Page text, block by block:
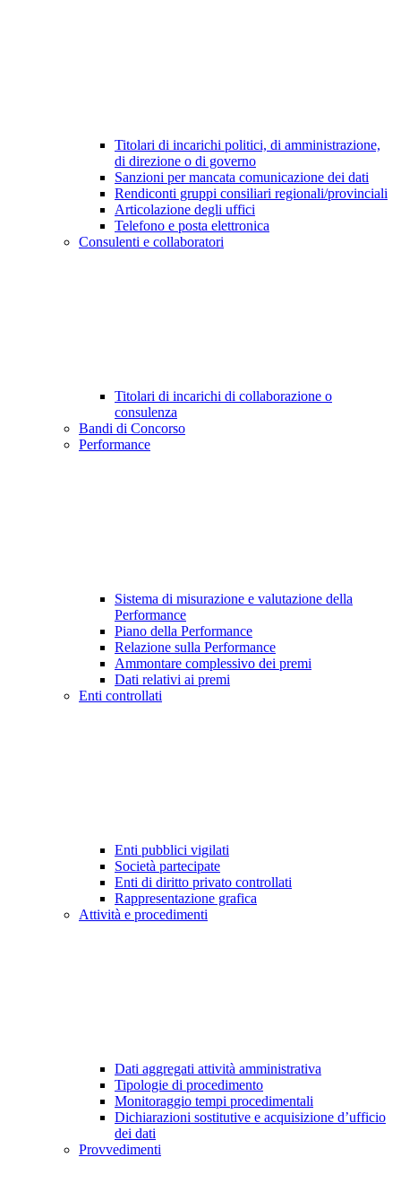
Titolari di incarichi politici, di amministrazione,
di direzione o di governo
Sanzioni per mancata comunicazione dei dati
Rendiconti gruppi consiliari regionali/provinciali
Articolazione degli uffici
Telefono e posta elettronica
Consulenti e collaboratori
Titolari di incarichi di collaborazione o
consulenza
Bandi di Concorso
Performance
Sistema di misurazione e valutazione della
Performance
Piano della Performance
Relazione sulla Performance
Ammontare complessivo dei premi
Dati relativi ai premi
Enti controllati
Enti pubblici vigilati
Società partecipate
Enti di diritto privato controllati
Rappresentazione grafica
Attività e procedimenti
Dati aggregati attività amministrativa
Tipologie di procedimento
Monitoraggio tempi procedimentali
Dichiarazioni sostitutive e acquisizione d’ufficio
dei dati
Provvedimenti